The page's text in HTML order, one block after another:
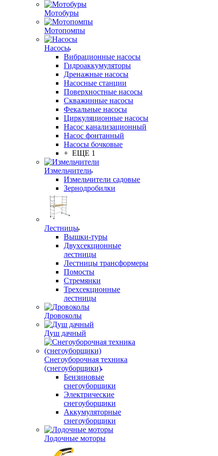
Мотобуры
Мотопомпы
Насосы
Вибрационные насосы
Гидроаккумуляторы
Дренажные насосы
Насосные станции
Поверхностные насосы
Скважинные насосы
Фекальные насосы
Циркуляционные насосы
Насос канализационный
Насос фонтанный
Насосы бочковые
+ ЕЩЕ 1
Измельчители
Измельчители садовые
Зернодробилки
Лестницы
Вышки-туры
Двухсекционные
лестницы
Лестницы трансформеры
Помосты
Стремянки
Трехсекционные
лестницы
Дровоколы
Душ дачный
Снегоуборочная техника
(снегоуборщики)
Бензиновые
снегоуборщики
Электрические
снегоуборщики
Аккумуляторные
снегоуборщики
Лодочные моторы